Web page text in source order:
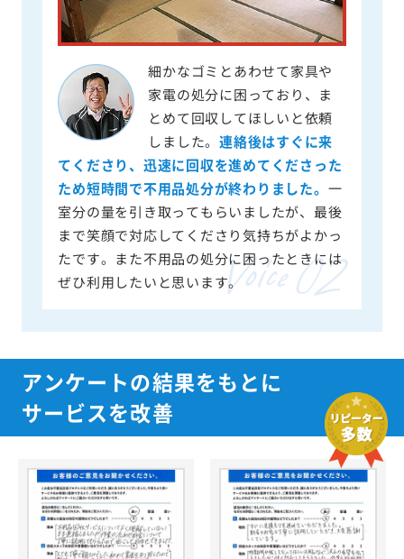
細かなゴミとあわせて家具や
家電の処分に困っており、ま
とめて回収してほしいと依頼
しました。連絡後はすぐに来
てくださり、迅速に回収を進めてくださった
ため短時間で不用品処分が終わりました。 一
室分の量を引き取ってもらいましたが、最後
まで笑顔で対応してくださり気持ちがよかっ
たです。また不用品の処分に困ったときには
ぜひ利用したいと思います。
アンケートの結果をもとに
サービスを改善